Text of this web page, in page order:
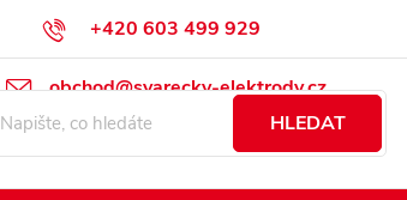
+420 603 499 929
obchod@svarecky-elektrody.cz
Napište nám Kontakty
HLEDAT